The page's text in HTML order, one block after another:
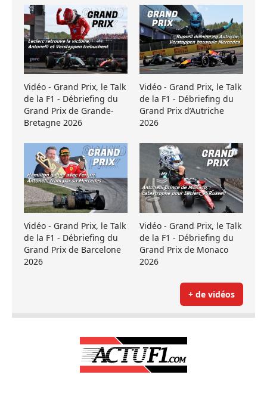
Vidéo - Grand Prix, le Talk
de la F1 - Débriefing du
Grand Prix de Grande-
Bretagne 2026
Vidéo - Grand Prix, le Talk
de la F1 - Débriefing du
Grand Prix d’Autriche
2026
Vidéo - Grand Prix, le Talk
de la F1 - Débriefing du
Grand Prix de Barcelone
2026
Vidéo - Grand Prix, le Talk
de la F1 - Débriefing du
Grand Prix de Monaco
2026
+ de vidéos